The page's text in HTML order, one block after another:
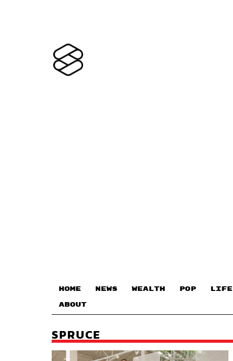
HOME NEWS WEALTH POP LIFE
ABOUT
SPRUCE